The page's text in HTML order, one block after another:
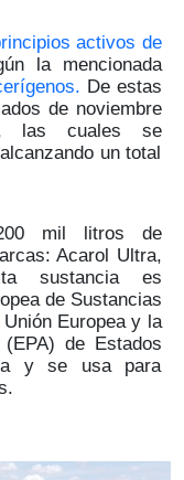
activos de
la mencionada
De estas
de noviembre
las cuales se
un total
mil litros de
Acarol Ultra,
sustancia es
de Sustancias
Europea y la
de Estados
y se usa para